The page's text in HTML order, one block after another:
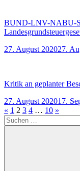
BUND-LNV-NABU-
27. August 202027.
Kritik an geplanter
27. August 202017.
der
« Vorherige
Beiträge
1 2 3 4 … 10 Nächste
»
Suchen
nach: